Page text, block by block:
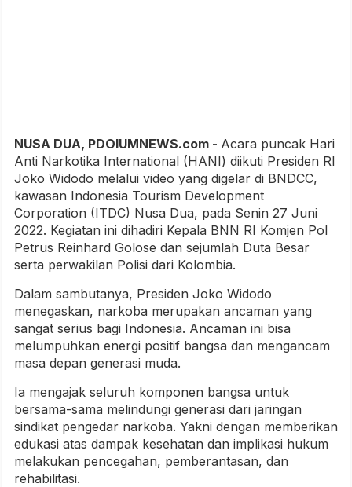
NUSA DUA, PDOIUMNEWS.com - Acara puncak Hari
Anti Narkotika International (HANI) diikuti Presiden RI
Joko Widodo melalui video yang digelar di BNDCC,
kawasan Indonesia Tourism Development
Corporation (ITDC) Nusa Dua, pada Senin 27 Juni
2022. Kegiatan ini dihadiri Kepala BNN RI Komjen Pol
Petrus Reinhard Golose dan sejumlah Duta Besar
serta perwakilan Polisi dari Kolombia.
Dalam sambutanya, Presiden Joko Widodo
menegaskan, narkoba merupakan ancaman yang
sangat serius bagi Indonesia. Ancaman ini bisa
melumpuhkan energi positif bangsa dan mengancam
masa depan generasi muda.
Ia mengajak seluruh komponen bangsa untuk
bersama-sama melindungi generasi dari jaringan
sindikat pengedar narkoba. Yakni dengan memberikan
edukasi atas dampak kesehatan dan implikasi hukum
melakukan pencegahan, pemberantasan, dan
rehabilitasi.